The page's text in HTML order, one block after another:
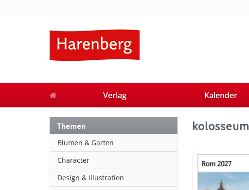
Verlag Kalender
Themen
Blumen & Garten
Character
Design & Illustration
kolosseum